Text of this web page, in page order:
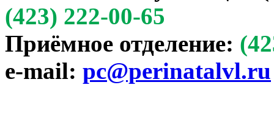
(423) 222-00-65
Приёмное отделение:
e-mail: pc@perinatalvl.ru